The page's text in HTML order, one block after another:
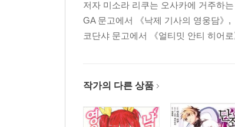
저자 미소라 리쿠는 오사카에 거주하
GA 문고에서 《낙제 기사의 영웅담》,
코단샤 문고에서 《얼티밋 안티 히어
작가의 다른 상품